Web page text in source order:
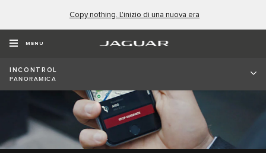
Copy nothing. L'inizio di una nuova era
MENU
INCONTROL
PANORAMICA